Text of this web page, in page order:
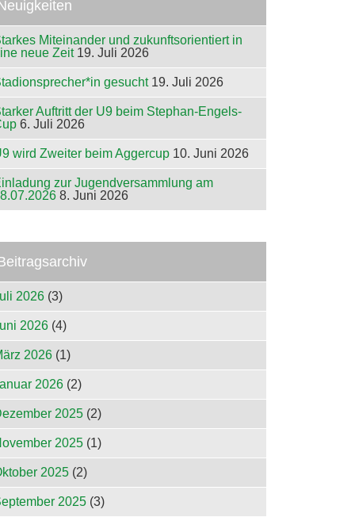
Miteinander und zukunftsorientiert in
neue Zeit 19. Juli 2026
gesucht 19. Juli 2026
Auftritt der U9 beim Stephan-Engels-
6. Juli 2026
wird Zweiter beim Aggercup 10. Juni 2026
zur Jugendversammlung am
8. Juni 2026
2026 (3)
2026 (4)
2026 (1)
2026 (2)
2025 (2)
2025 (1)
2025 (2)
2025 (3)